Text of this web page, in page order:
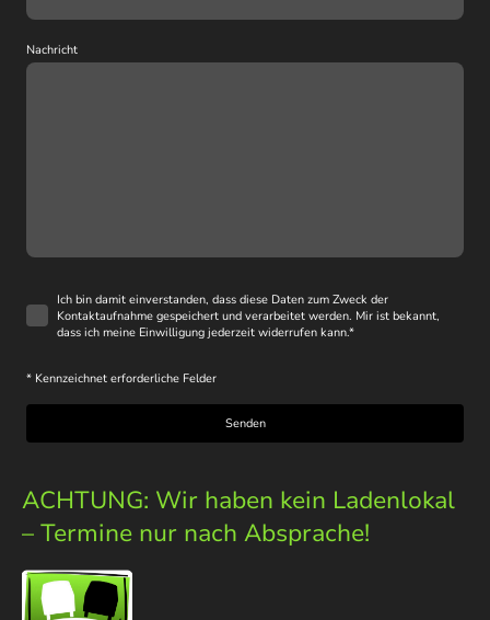
Nachricht
Ich bin damit einverstanden, dass diese Daten zum Zweck der
Kontaktaufnahme gespeichert und verarbeitet werden. Mir ist bekannt,
dass ich meine Einwilligung jederzeit widerrufen kann.*
* Kennzeichnet erforderliche Felder
Senden
ACHTUNG: Wir haben kein Ladenlokal
– Termine nur nach Absprache!